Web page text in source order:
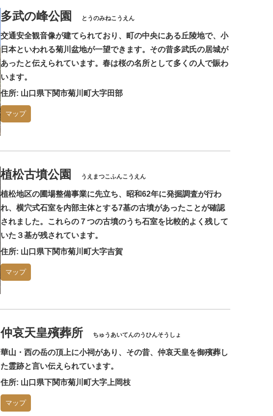
多武の峰公園 とうのみねこうえん
交通安全観音像が建てられており、町の中央にある丘陵地で、小
日本といわれる菊川盆地が一望できます。その昔多武氏の居城が
あったと伝えられています。春は桜の名所として多くの人で賑わ
います。
住所: 山口県下関市菊川町大字田部
マップ
植松古墳公園 うえまつこふんこうえん
植松地区の圃場整備事業に先立ち、昭和62年に発掘調査が行わ
れ、横穴式石室を内部主体とする7基の古墳があったことが確認
されました。これらの７つの古墳のうち石室を比較的よく残して
いた３基が残されています。
住所: 山口県下関市菊川町大字吉賀
マップ
仲哀天皇殯葬所 ちゅうあいてんのうひんそうしょ
華山・西の岳の頂上に小祠があり、その昔、仲哀天皇を御殯葬し
た霊跡と言い伝えられています。
住所: 山口県下関市菊川町大字上岡枝
マップ